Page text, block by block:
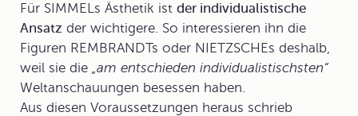
Für SIMMELs Ästhetik ist der individualistische
Ansatz der wichtigere. So interessieren ihn die
Figuren REMBRANDTs oder NIETZSCHEs deshalb,
weil sie die „am entschieden individualistischsten“
Weltanschauungen besessen haben.
Aus diesen Voraussetzungen heraus schrieb